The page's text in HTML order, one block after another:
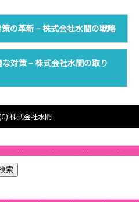
の革新 – 株式会社水間の戦略
対策 – 株式会社水間の取り
株式会社水間